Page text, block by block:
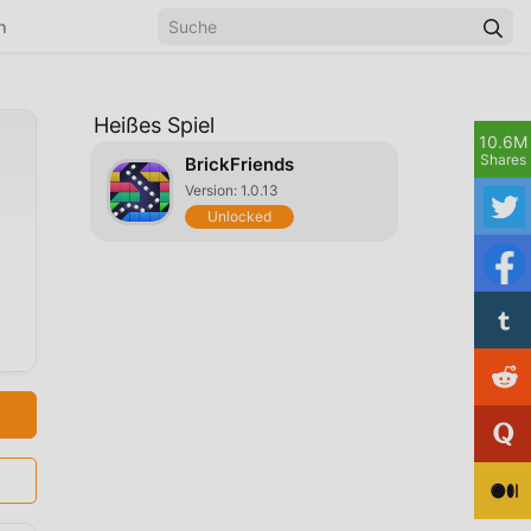
Heißes Spiel
BrickFriends
Version: 1.0.13
Unlocked
10.6M
Shares